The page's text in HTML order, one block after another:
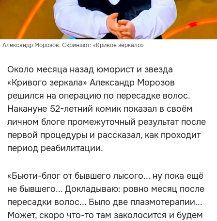
Александр Морозов. Скриншот: «Кривое зеркало»
Около месяца назад юморист и звезда
«Кривого зеркала» Александр Морозов
решился на операцию по пересадке волос.
Накануне 52-летний комик показал в своём
личном блоге промежуточный результат после
первой процедуры и рассказал, как проходит
период реабилитации.
«Бьюти-блог от бывшего лысого... ну пока ещё
не бывшего... Докладываю: ровно месяц после
пересадки волос... Было две плазмотерапии...
Может, скоро что-то там заколосится и будем